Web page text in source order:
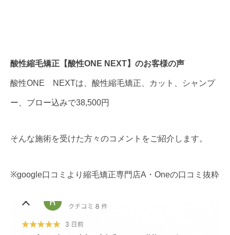
酸性縮毛矯正【酸性ONE NEXT】のお客様の声
酸性ONE NEXTは、酸性縮毛矯正、カット、シャンプ
ー、ブロー込みで38,500円
そんな施術を受けた方々のコメントをご紹介します。
※google口コミより縮毛矯正専門店A・Oneの口コミ抜粋